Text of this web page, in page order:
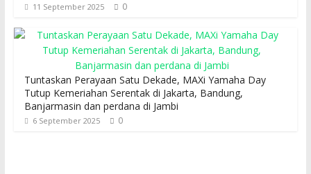
11 September 2025 0
Tuntaskan Perayaan Satu Dekade, MAXi Yamaha Day
Tutup Kemeriahan Serentak di Jakarta, Bandung,
Banjarmasin dan perdana di Jambi
6 September 2025 0